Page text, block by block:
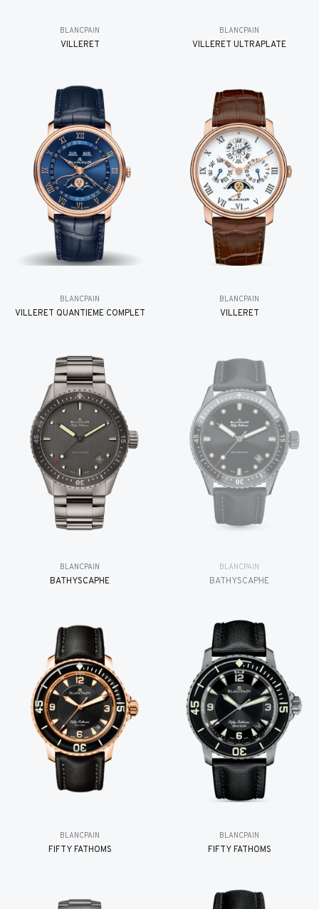
BLANCPAIN
VILLERET
BLANCPAIN
VILLERET ULTRAPLATE
BLANCPAIN
VILLERET QUANTIÈME COMPLET
BLANCPAIN
VILLERET
BLANCPAIN
BATHYSCAPHE
BLANCPAIN
BATHYSCAPHE
BLANCPAIN
FIFTY FATHOMS
BLANCPAIN
FIFTY FATHOMS